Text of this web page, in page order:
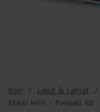
Koti Lelut & Lahjat
Mikki Hiiri - Penaali 3D